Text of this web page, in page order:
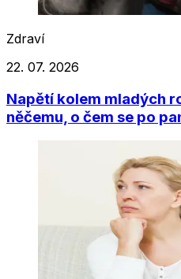
Zdraví
22. 07. 2026
Napětí kolem mladých
něčemu, o čem se po